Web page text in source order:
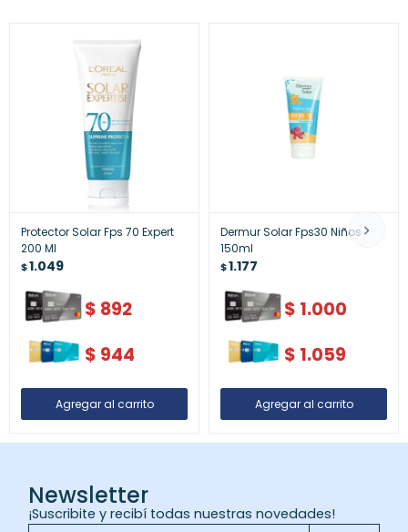
Protector Solar Fps 70 Expert
200 Ml
$1.049
$ 892
$ 944
Dermur Solar Fps30 Niños
150ml
$1.177
$ 1.000
$ 1.059
Newsletter
¡Suscribite y recibí todas nuestras novedades!